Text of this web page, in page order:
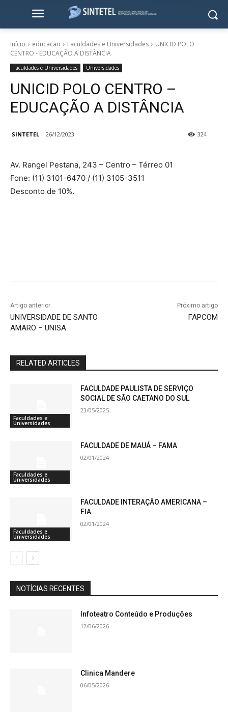
Início educacao Faculdades e Universidades
UNICID POLO
CENTRO - EDUCAÇÃO A DISTÂNCIA
Faculdades e Universidades Universidades
UNICID POLO CENTRO –
EDUCAÇÃO A DISTÂNCIA
SINTETEL 26/12/2023 324
Av. Rangel Pestana, 243 – Centro – Térreo 01
Fone: (11) 3101-6470 / (11) 3105-3511
Desconto de 10%.
Artigo anterior
UNIVERSIDADE DE SANTO
AMARO – UNISA
Próximo artigo
FAPCOM
RELATED ARTICLES
Faculdades e
Universidades
FACULDADE PAULISTA DE SERVIÇO
SOCIAL DE SÃO CAETANO DO SUL
23/05/2025
Faculdades e
Universidades
FACULDADE DE MAUÁ – FAMA
02/01/2024
Faculdades e
Universidades
FACULDADE INTERAÇÃO AMERICANA –
FIA
02/01/2024
NOTÍCIAS RECENTES
Infoteatro Conteúdo e Produções
12/06/2026
Clinica Mandere
06/05/2026